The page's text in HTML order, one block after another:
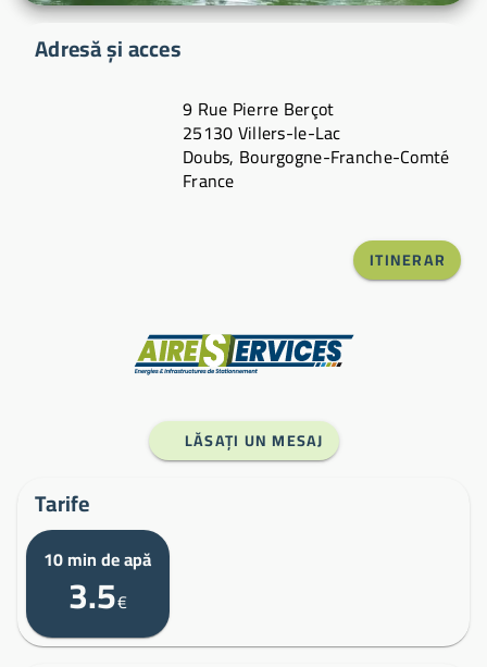
Adresă și acces
9 Rue Pierre Berçot
25130 Villers-le-Lac
Doubs, Bourgogne-Franche-Comté
France
ITINERAR
Producător
LĂSAȚI UN MESAJ
Tarife
10 min de apă
3.5€